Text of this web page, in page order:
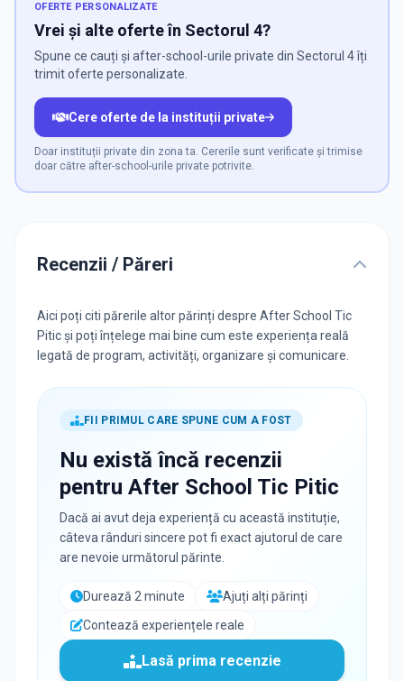
OFERTE PERSONALIZATE
Vrei și alte oferte în Sectorul 4?
Spune ce cauți și after-school-urile private din Sectorul 4 îți
trimit oferte personalizate.
Cere oferte de la instituții private
Doar instituții private din zona ta. Cererile sunt verificate și trimise
doar către after-school-urile private potrivite.
Recenzii / Păreri
Aici poți citi părerile altor părinți despre After School Tic
Pitic și poți înțelege mai bine cum este experiența reală
legată de program, activități, organizare și comunicare.
FII PRIMUL CARE SPUNE CUM A FOST
Nu există încă recenzii
pentru After School Tic Pitic
Dacă ai avut deja experiență cu această instituție,
câteva rânduri sincere pot fi exact ajutorul de care
are nevoie următorul părinte.
Durează 2 minute
Ajuți alți părinți
Contează experiențele reale
Lasă prima recenzie